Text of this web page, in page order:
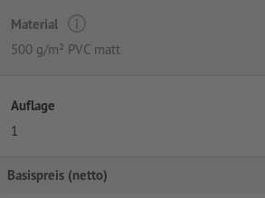
Material
500 g/m² PVC matt
Auflage
1
Basispreis (netto)